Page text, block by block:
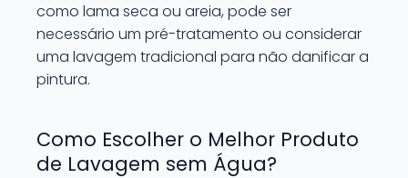
como lama seca ou areia, pode ser
necessário um pré-tratamento ou considerar
uma lavagem tradicional para não danificar a
pintura.
Como Escolher o Melhor Produto
de Lavagem sem Água?